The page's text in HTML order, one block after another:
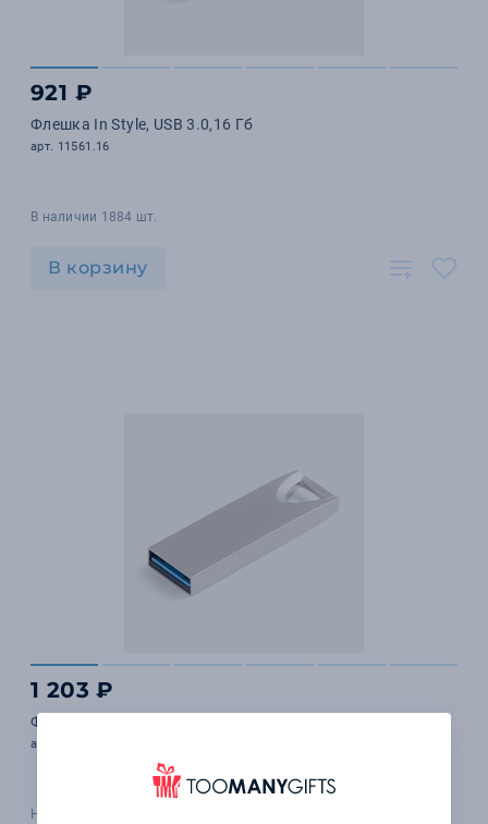
921 ₽
Флешка In Style, USB 3.0,16 Гб
арт. 11561.16
В наличии 1884 шт.
В корзину
1 203 ₽
Флешка In Style, USB 3.0, 64 Гб
арт. 11561.64
Наличие уточняйте